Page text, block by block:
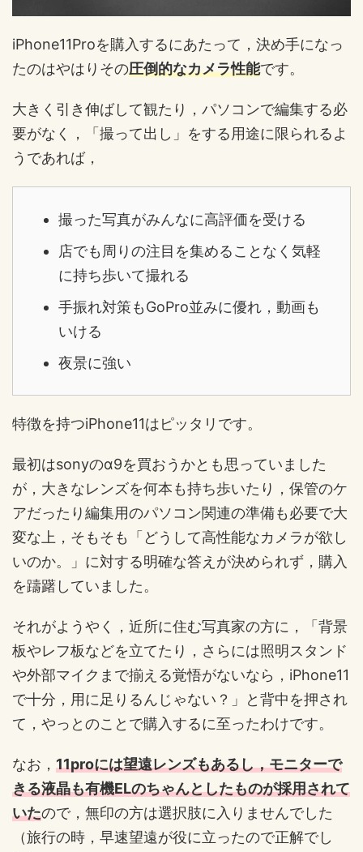
iPhone11Proを購入するにあたって，決め手になっ
たのはやはりその圧倒的なカメラ性能です。
大きく引き伸ばして観たり，パソコンで編集する必
要がなく，「撮って出し」をする用途に限られるよ
うであれば，
撮った写真がみんなに高評価を受ける
店でも周りの注目を集めることなく気軽
に持ち歩いて撮れる
手振れ対策もGoPro並みに優れ，動画も
いける
夜景に強い
特徴を持つiPhone11はピッタリです。
最初はsonyのα9を買おうかとも思っていました
が，大きなレンズを何本も持ち歩いたり，保管のケ
アだったり編集用のパソコン関連の準備も必要で大
変な上，そもそも「どうして高性能なカメラが欲し
いのか。」に対する明確な答えが決められず，購入
を躊躇していました。
それがようやく，近所に住む写真家の方に，「背景
板やレフ板などを立てたり，さらには照明スタンド
や外部マイクまで揃える覚悟がないなら，iPhone11
で十分，用に足りるんじゃない？」と背中を押され
て，やっとのことで購入するに至ったわけです。
なお， 11proには望遠レンズもあるし，モニターで
きる液晶も有機ELのちゃんとしたものが採用されて
いたので，無印の方は選択肢に入りませんでした
（旅行の時，早速望遠が役に立ったので正解でし